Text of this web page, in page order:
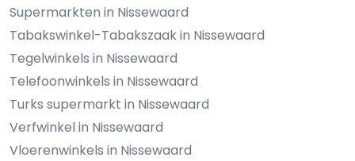
Supermarkten in Nissewaard
Tabakswinkel-Tabakszaak in Nissewaard
Tegelwinkels in Nissewaard
Telefoonwinkels in Nissewaard
Turks supermarkt in Nissewaard
Verfwinkel in Nissewaard
Vloerenwinkels in Nissewaard